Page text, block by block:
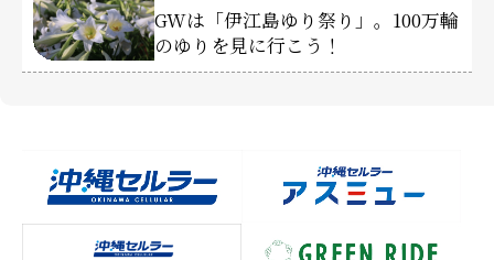
GWは「伊江島ゆり祭り」。100万輪
のゆりを見に行こう！